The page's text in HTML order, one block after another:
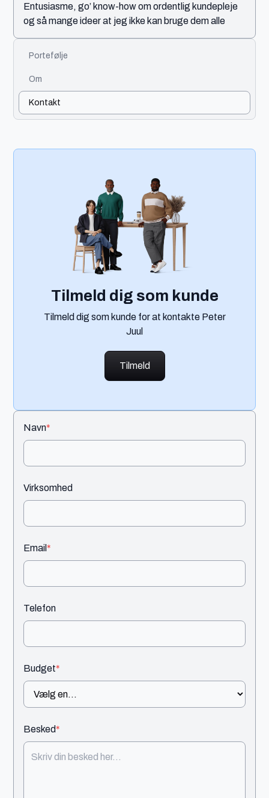
Entusiasme, go’ know-how om ordentlig kundepleje
og så mange ideer at jeg ikke kan bruge dem alle
Portefølje
Om
Kontakt
Tilmeld dig som kunde
Tilmeld dig som kunde for at kontakte Peter
Juul
Tilmeld
Navn*
Virksomhed
Email*
Telefon
Budget*
Besked*